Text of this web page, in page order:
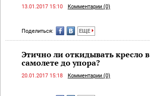
13.01.2017 15:10 Комментарии (0)
Поделиться: ЕЩЕ
Этично ли откидывать кресло в
самолете до упора?
20.01.2017 15:18 Комментарии (0)